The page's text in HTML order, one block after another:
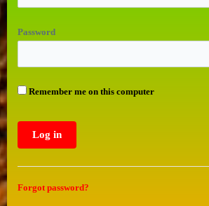
Password
Remember me on this computer
Forgot password?